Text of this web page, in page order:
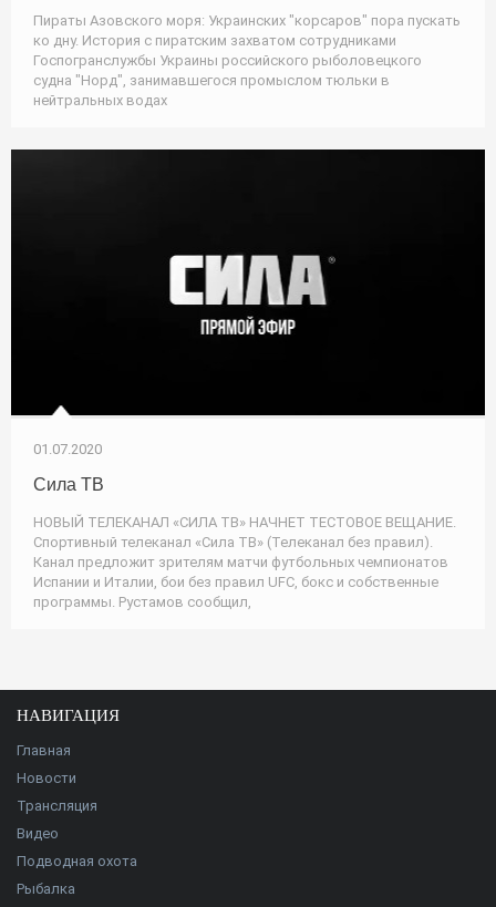
Пираты Азовского моря: Украинских "корсаров" пора пускать
ко дну. История с пиратским захватом сотрудниками
Госпогранслужбы Украины российского рыболовецкого
судна "Норд", занимавшегося промыслом тюльки в
нейтральных водах
01.07.2020
Сила ТВ
НОВЫЙ ТЕЛЕКАНАЛ «СИЛА ТВ» НАЧНЕТ ТЕСТОВОЕ ВЕЩАНИЕ.
Спортивный телеканал «Сила ТВ» (Телеканал без правил).
Канал предложит зрителям матчи футбольных чемпионатов
Испании и Италии, бои без правил UFC, бокс и собственные
программы. Рустамов сообщил,
НАВИГАЦИЯ
Главная
Новости
Трансляция
Видео
Подводная охота
Рыбалка